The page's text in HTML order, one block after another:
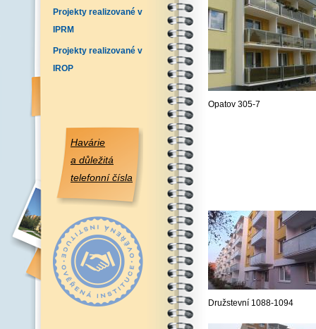
Projekty realizované v
IPRM
Projekty realizované v
IROP
Havárie
a důležitá
telefonní čísla
Opatov 305-7
Družstevní 1088-1094